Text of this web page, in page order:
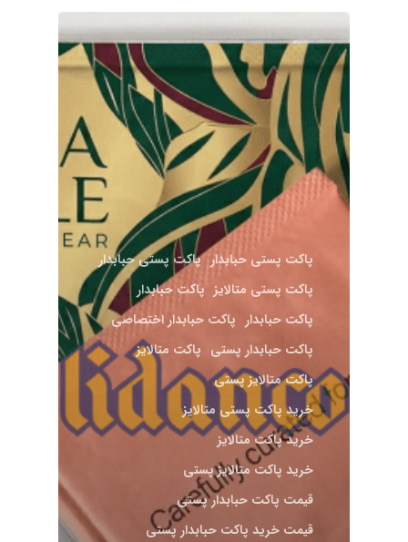
پاکت پستی حبابدار پاکت پستی حبابدار
پاکت پستی متالایز پاکت حبابدار
پاکت حبابدار پاکت حبابدار اختصاصی
پاکت حبابدار پستی پاکت متالایز
پاکت متالایز پستی
خرید پاکت پستی متالایز
خرید پاکت متالایز
خرید پاکت متالایز پستی
قیمت پاکت حبابدار پستی
قیمت خرید پاکت حبابدار پستی